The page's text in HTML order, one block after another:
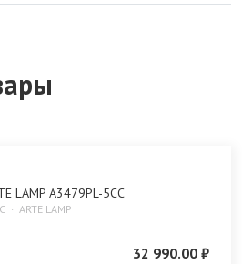
LAMP A3479PL-5CC
ARTE LAMP
32 990.00 ₽